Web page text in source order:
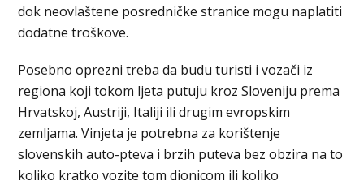
dok neovlaštene posredničke stranice mogu naplatiti
dodatne troškove.
Posebno oprezni treba da budu turisti i vozači iz
regiona koji tokom ljeta putuju kroz Sloveniju prema
Hrvatskoj, Austriji, Italiji ili drugim evropskim
zemljama. Vinjeta je potrebna za korištenje
slovenskih auto-pteva i brzih puteva bez obzira na to
koliko kratko vozite tom dionicom ili koliko